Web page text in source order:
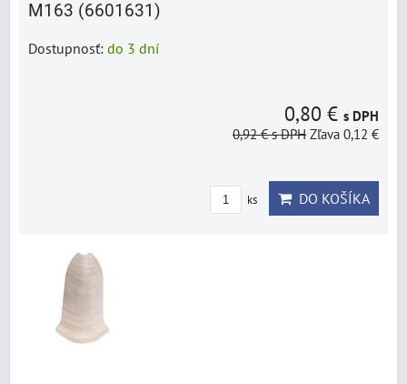
M163 (6601631)
Dostupnosť: do 3 dní
0,80 € s DPH
0,92 €s DPH Zľava 0,12 €
ks DO KOŠÍKA